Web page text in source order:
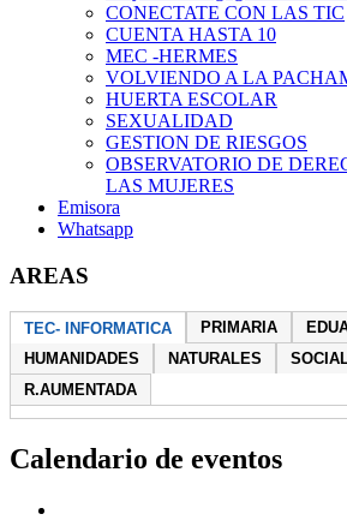
CONECTATE CON LAS TIC
CUENTA HASTA 10
MEC -HERMES
VOLVIENDO A LA
HUERTA ESCOLAR
SEXUALIDAD
GESTION DE RIESGOS
OBSERVATORIO DE
LAS MUJERES
Emisora
Whatsapp
AREAS
TEC- INFORMATICA PRIMARIA
HUMANIDADES
NATURALES
R.AUMENTADA
Calendario de eventos